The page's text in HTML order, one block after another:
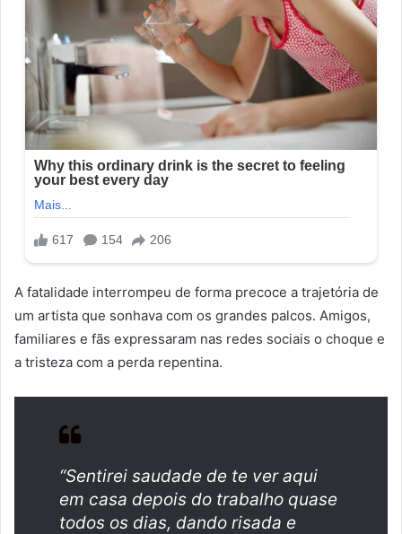
A fatalidade interrompeu de forma precoce a trajetória de
um artista que sonhava com os grandes palcos. Amigos,
familiares e fãs expressaram nas redes sociais o choque e
a tristeza com a perda repentina.
“Sentirei saudade de te ver aqui
em casa depois do trabalho quase
todos os dias, dando risada e